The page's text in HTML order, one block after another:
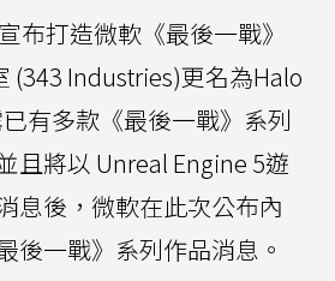
布打造微軟《最後一戰》
(343 Industries)更名為Halo
有多款《最後一戰》系列
且將以 Unreal Engine 5遊
息後，微軟在此次公布內
後一戰》系列作品消息。